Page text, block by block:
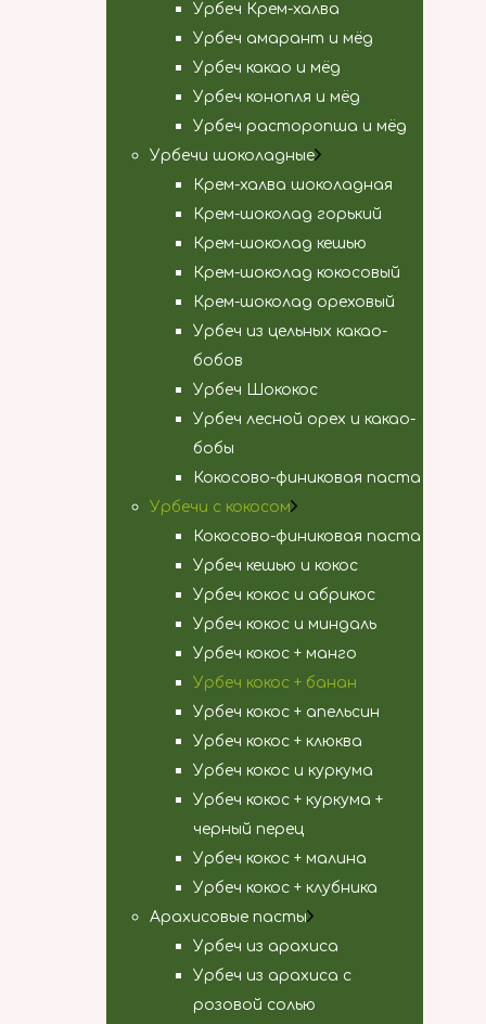
Урбеч Крем-халва
Урбеч амарант и мёд
Урбеч какао и мёд
Урбеч конопля и мёд
Урбеч расторопша и мёд
Урбечи шоколадные
Крем-халва шоколадная
Крем-шоколад горький
Крем-шоколад кешью
Крем-шоколад кокосовый
Крем-шоколад ореховый
Урбеч из цельных какао-
бобов
Урбеч Шококос
Урбеч лесной орех и какао-
бобы
Кокосово-финиковая паста
Урбечи с кокосом
Кокосово-финиковая паста
Урбеч кешью и кокос
Урбеч кокос и абрикос
Урбеч кокос и миндаль
Урбеч кокос + манго
Урбеч кокос + банан
Урбеч кокос + апельсин
Урбеч кокос + клюква
Урбеч кокос и куркума
Урбеч кокос + куркума +
черный перец
Урбеч кокос + малина
Урбеч кокос + клубника
Арахисовые пасты
Урбеч из арахиса
Урбеч из арахиса с
розовой солью